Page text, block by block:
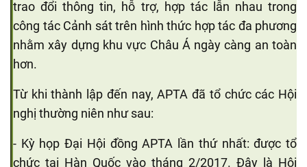
trao đổi thông tin, hỗ trợ, hợp tác lẫn nhau trong
công tác Cảnh sát trên hình thức hợp tác đa phương
nhằm xây dựng khu vực Châu Á ngày càng an toàn
hơn.
Từ khi thành lập đến nay, APTA đã tổ chức các Hội
nghị thường niên như sau:
- Kỳ họp Đại Hội đồng APTA lần thứ nhất: được tổ
chức tại Hàn Quốc vào tháng 2/2017. Đây là Hội